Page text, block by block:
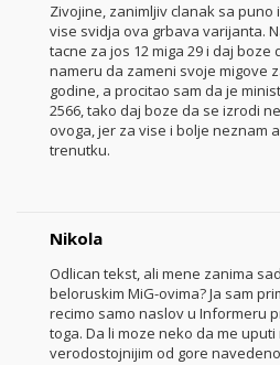
Zivojine, zanimljiv clanak sa puno
vise svidja ova grbava varijanta.
tacne za jos 12 miga 29 i daj boze
nameru da zameni svoje migove
godine, a procitao sam da je
2566, tako daj boze da se izrodi
ovoga, jer za vise i bolje neznam
trenutku.
Nikola
Odlican tekst, ali mene zanima
beloruskim MiG-ovima? Ja sam
recimo samo naslov u Informeru
toga. Da li moze neko da me
verodostojnijim od gore